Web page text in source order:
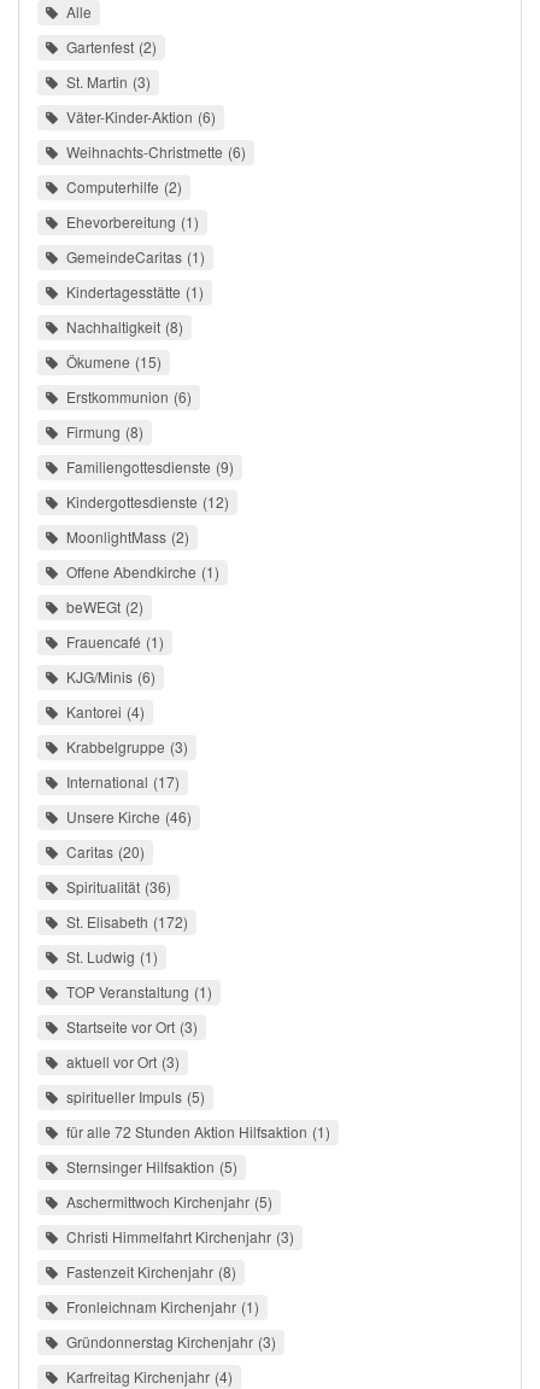
Alle
Gartenfest 2
St. Martin 3
Väter-Kinder-Aktion 6
Weihnachts-Christmette 6
Computerhilfe 2
Ehevorbereitung 1
GemeindeCaritas 1
Kindertagesstätte 1
Nachhaltigkeit 8
Ökumene 15
Erstkommunion 6
Firmung 8
Familiengottesdienste 9
Kindergottesdienste 12
MoonlightMass 2
Offene Abendkirche 1
beWEGt 2
Frauencafé 1
KJG/Minis 6
Kantorei 4
Krabbelgruppe 3
International 17
Unsere Kirche 46
Caritas 20
Spiritualität 36
St. Elisabeth 172
St. Ludwig 1
TOP Veranstaltung 1
Startseite vor Ort 3
aktuell vor Ort 3
spiritueller Impuls 5
für alle 72 Stunden Aktion Hilfsaktion 1
Sternsinger Hilfsaktion 5
Aschermittwoch Kirchenjahr 5
Christi Himmelfahrt Kirchenjahr 3
Fastenzeit Kirchenjahr 8
Fronleichnam Kirchenjahr 1
Gründonnerstag Kirchenjahr 3
Karfreitag Kirchenjahr 4